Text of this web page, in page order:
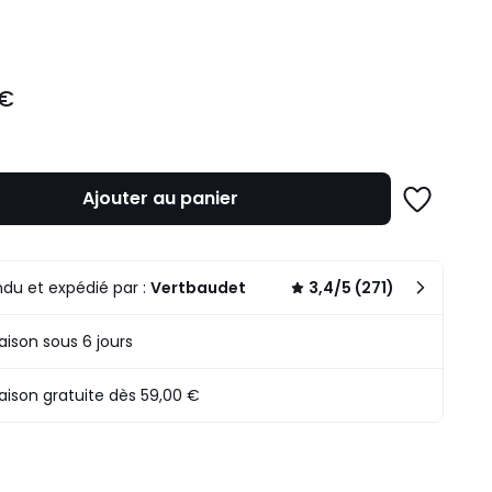
Ajouter au panier
Ajouter
et expédié par :Vertbaudet 3,4/5 (271)
sous 6 jours
gratuite dès 59,00 €